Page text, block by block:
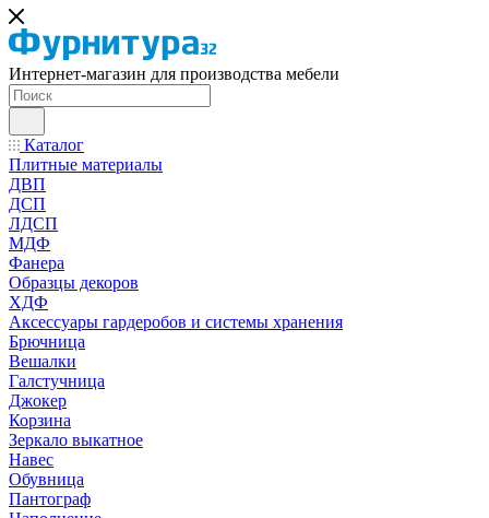
Интернет-магазин для производства мебели
Каталог
Плитные материалы
ДВП
ДСП
ЛДСП
МДФ
Фанера
Образцы декоров
ХДФ
Аксессуары гардеробов и системы хранения
Брючница
Вешалки
Галстучница
Джокер
Корзина
Зеркало выкатное
Навес
Обувница
Пантограф